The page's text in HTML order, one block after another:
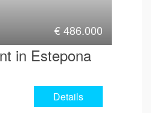
€486.000
in Estepona
Details